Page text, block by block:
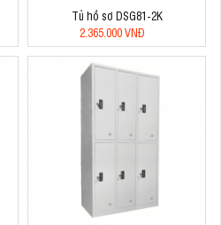
Tủ hồ sơ DSG81-2K
2.365.000 VNĐ